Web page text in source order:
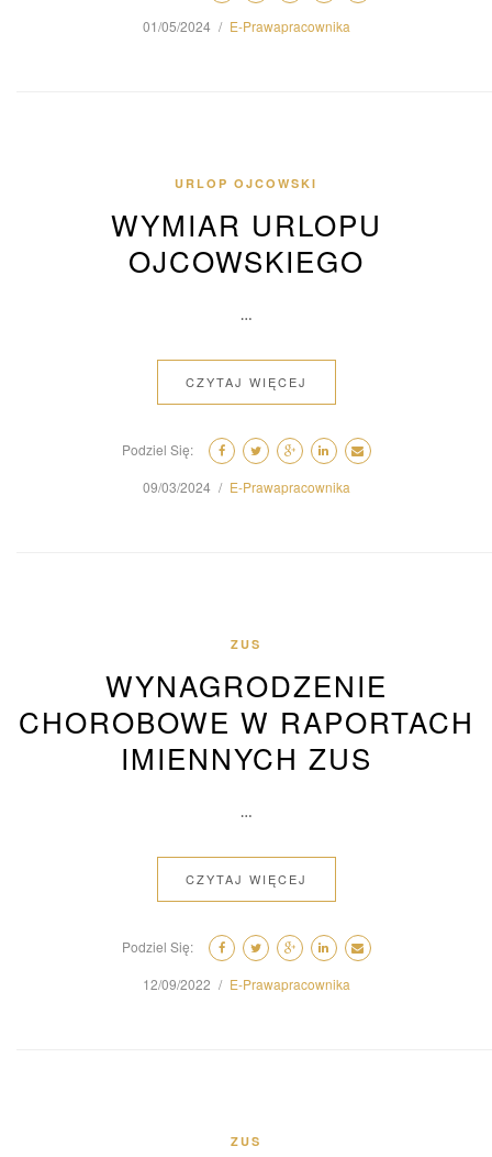
01/05/2024 E-Prawapracownika
URLOP OJCOWSKI
WYMIAR URLOPU
OJCOWSKIEGO
…
CZYTAJ WIĘCEJ
Podziel Się:
09/03/2024
E-Prawapracownika
ZUS
WYNAGRODZENIE
CHOROBOWE W RAPORTACH
IMIENNYCH ZUS
…
CZYTAJ WIĘCEJ
Podziel Się:
12/09/2022
E-Prawapracownika
ZUS